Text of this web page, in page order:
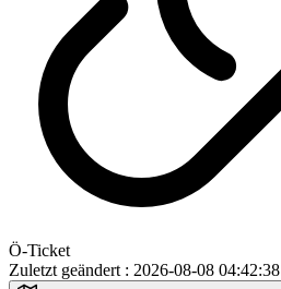
Ö-Ticket
Zuletzt geändert : 2026-08-08 04:42:38